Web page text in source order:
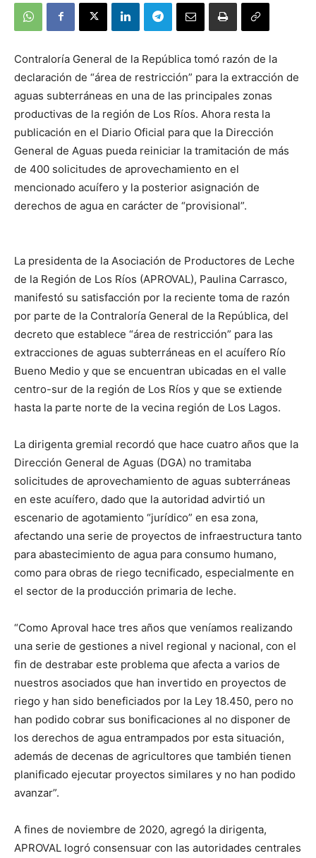
Contraloría General de la República tomó razón de la
declaración de “área de restricción” para la extracción de
aguas subterráneas en una de las principales zonas
productivas de la región de Los Ríos. Ahora resta la
publicación en el Diario Oficial para que la Dirección
General de Aguas pueda reiniciar la tramitación de más
de 400 solicitudes de aprovechamiento en el
mencionado acuífero y la posterior asignación de
derechos de agua en carácter de “provisional”.
La presidenta de la Asociación de Productores de Leche
de la Región de Los Ríos (APROVAL), Paulina Carrasco,
manifestó su satisfacción por la reciente toma de razón
por parte de la Contraloría General de la República, del
decreto que establece “área de restricción” para las
extracciones de aguas subterráneas en el acuífero Río
Bueno Medio y que se encuentran ubicadas en el valle
centro-sur de la región de Los Ríos y que se extiende
hasta la parte norte de la vecina región de Los Lagos.
La dirigenta gremial recordó que hace cuatro años que la
Dirección General de Aguas (DGA) no tramitaba
solicitudes de aprovechamiento de aguas subterráneas
en este acuífero, dado que la autoridad advirtió un
escenario de agotamiento “jurídico” en esa zona,
afectando una serie de proyectos de infraestructura tanto
para abastecimiento de agua para consumo humano,
como para obras de riego tecnificado, especialmente en
el sector de la producción primaria de leche.
“Como Aproval hace tres años que veníamos realizando
una serie de gestiones a nivel regional y nacional, con el
fin de destrabar este problema que afecta a varios de
nuestros asociados que han invertido en proyectos de
riego y han sido beneficiados por la Ley 18.450, pero no
han podido cobrar sus bonificaciones al no disponer de
los derechos de agua entrampados por esta situación,
además de decenas de agricultores que también tienen
planificado ejecutar proyectos similares y no han podido
avanzar”.
A fines de noviembre de 2020, agregó la dirigenta,
APROVAL logró consensuar con las autoridades centrales